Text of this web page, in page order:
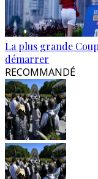
La plus grande
démarrer
RECOMMANDÉ